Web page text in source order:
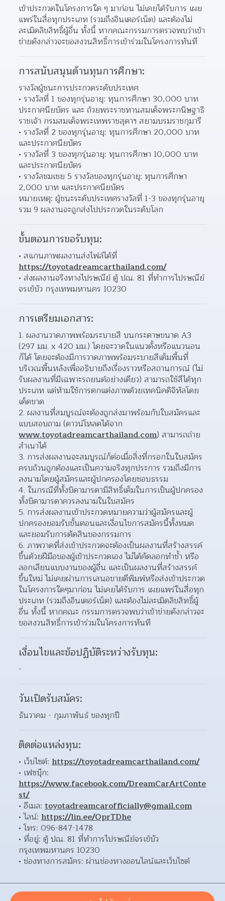
เข้าประกวดในโครงการใด ๆ มาก่อน ไม่เคยได้รับการ เผย
แพร่ในสื่อทุกประเภท (รวมถึงอินเตอร์เน็ต) และต้องไม่
ละเมิดลิขสิทธิ์ผู้อื่น ทั้งนี้ หากคณะกรรมการตรวจพบว่าเข้า
ข่ายดังกล่าวจะขอสงวนสิทธิ์การเข้าร่วมในโครงการทันที
การสนับสนุนด้านทุนการศึกษา:
รางวัลผู้ชนะการประกวดระดับประเทศ
รางวัลที่ 1 ของทุกรุ่นอายุ: ทุนการศึกษา 30,000 บาท
ประกาศนียบัตร และ ถ้วยพระราชทานสมเด็จพระกนิษฐาธิ
รางวัลที่ 2 ของทุกรุ่นอายุ: ทุนการศึกษา 20,000 บาท
และประกาศนียบัตร
รางวัลที่ 3 ของทุกรุ่นอายุ: ทุนการศึกษา 10,000 บาท
และประกาศนียบัตร
รางวัลชมเชย 5 รางวัลของทุกรุ่นอายุ: ทุนการศึกษา
2,000 บาท และประกาศนียบัตร
หมายเหตุ: ผู้ชนะระดับประเทศรางวัลที่ 1-3 ของทุกรุ่นอายุ
รวม 9 ผลงานจะถูกส่งไปประกวดในระดับโลก
ขั้นตอนการขอรับทุน:
https://toyotadreamcarthailand.com/
ส่งผลงานจริงทางไปรษณีย์ ตู้ ปณ. 81 ที่ทำการไปรษณีย์
จรเข้บัว กรุงเทพมหานคร 10230
การเตรียมเอกสาร:
ผลงานวาดภาพพร้อมระบายสี บนกระดาษขนาด A3
(297 มม. x 420 มม.) โดยจะวาดในแนวตั้งหรือแนวนอน
ก็ได้ โดยจะต้องมีการวาดภาพพร้อมระบายสีเต็มพื้นที่
บริเวณพื้นหลังเพื่ออธิบายถึงเรื่องราวหรือสถานการณ์ (ไม่
รับผลงานที่มีเฉพาะรถยนต์อย่างเดียว) สามารถใช้สีได้ทุก
ประเภท แต่ห้ามใช้การตกแต่งภาพด้วยเทคนิคดิจิทัลโดย
เด็ดขาด
ผลงานที่สมบูรณ์จะต้องถูกส่งมาพร้อมกับใบสมัครและ
www.toyotadreamcarthailand.com) สามารถถ่าย
สำเนาได้
การส่งผลงานจะสมบูรณ์ก็ต่อเมื่อสิ่งที่กรอกในใบสมัคร
ครบถ้วนถูกต้องและเป็นความจริงทุกประการ รวมถึงมีการ
ลงนามโดยผู้สมัครและผู้ปกครองโดยชอบธรรม
ในกรณีที่ทั้งบิดามารดามีสิทธิ์เต็มในการเป็นผู้ปกครอง
ทั้งบิดามารดาควรลงนามในใบสมัคร
การส่งผลงานเข้าประกวดหมายความว่าผู้สมัครและผู้
ปกครองยอมรับขั้นตอนและเงื่อนไขการสมัครนี้ทั้งหมด
และยอมรับการตัดสินของกรรมการ
ภาพวาดที่ส่งเข้าประกวดจะต้องเป็นผลงานที่สร้างสรรค์
ขึ้นด้วยฝีมือของผู้เข้าประกวดเอง ไม่ได้คัดลอกทำช้ำ หรือ
ลอกเลียนแบบงานของผู้อื่น และเป็นผลงานที่สร้างสรรค์
ขึ้นใหม่ ไม่เคยผ่านการเสนอขายตีพิมพ์หรือส่งเข้าประกวด
ในโครงการใดๆมาก่อน ไม่เคยได้รับการ เผยแพร่ในสื่อทุก
ประเภท (รวมถึงอินเตอร์เน็ต) และต้องไม่ละเมิดลิขสิทธิ์ผู้
อื่น ทั้งนี้ หากคณะ กรรมการตรวจพบว่าเข้าข่ายดังกล่าวจะ
ขอสงวนสิทธิ์การเข้าร่วมในโครงการทันที
เงื่อนไขและข้อปฏิบัติระหว่างรับทุน:
-
วันเปิดรับสมัคร:
ธันวาคม - กุมภาพันธ์ ของทุกปี
ติดต่อแหล่งทุน:
เว็บไซต์: https://toyotadreamcarthailand.com/
https://www.facebook.com/DreamCarArtConte
st/
อีเมล: toyotadreamcarofficially@gmail.com
ไลน์: https://lin.ee/OprTDhe
โทร: 096-847-1478
ที่อยู่: ตู้ ปณ. 81 ที่ทำการไปรษณีย์จรเข้บัว
กรุงเทพมหานคร 10230
ช่องทางการสมัคร: ผ่านช่องทางออนไลน์และเว็บไซต์